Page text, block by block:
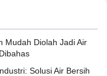
Mudah Diolah Jadi Air
Solusi Air Bersih